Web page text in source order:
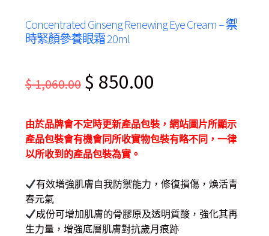
Concentrated Ginseng Renewing Eye Cream – 禦
時緊顏參養眼霜 20ml
$1,060.00 Original
was:
$ 1,060.00.
$ 850.00
is:
$ 850.00.
由於品牌會不定時更新產品包裝，網站圖片所顯示
產品包裝會有機會同所收實物包裝有略不同，一律
以所收到的產品包裝為實。
有效增強肌膚自我防禦能力，修復損傷，煥活青
春元氣
成份可增加肌膚的骨膠原及透明質酸，強化其再
生力量，增強底層肌膚對抗歲月痕跡